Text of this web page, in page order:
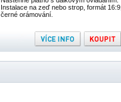
Instalace na zeď nebo strop, formát 16:9,
černé orámování.